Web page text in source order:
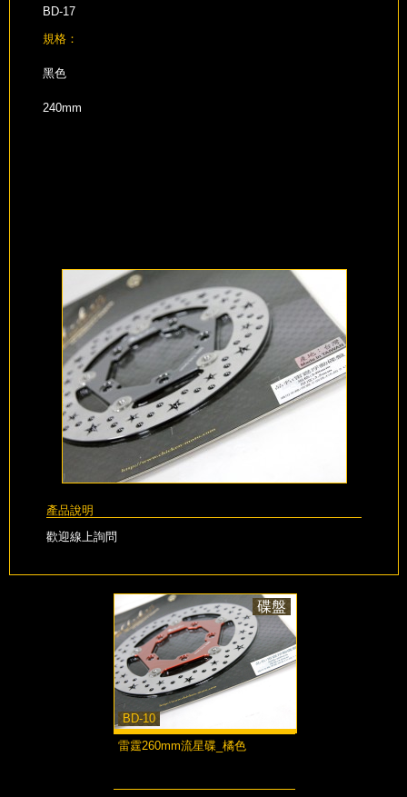
BD-17
規格：
黑色
240mm
產品說明
歡迎線上詢問
BD-10
碟盤
雷霆260mm流星碟_橘色